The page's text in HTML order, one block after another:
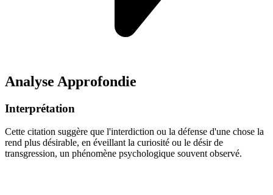
Analyse Approfondie
Interprétation
Cette citation suggère que l'interdiction ou la défense d'une chose la
rend plus désirable, en éveillant la curiosité ou le désir de
transgression, un phénomène psychologique souvent observé.